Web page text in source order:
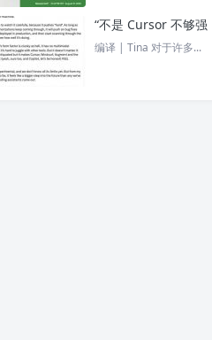
编译 | Tina 对于许多...